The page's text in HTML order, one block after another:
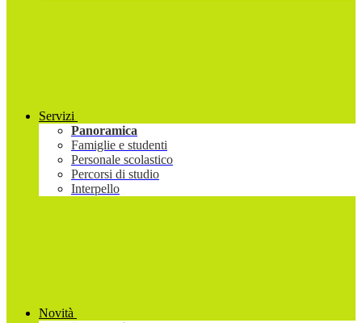
Servizi
Panoramica
Famiglie e studenti
Personale scolastico
Percorsi di studio
Interpello
Novità